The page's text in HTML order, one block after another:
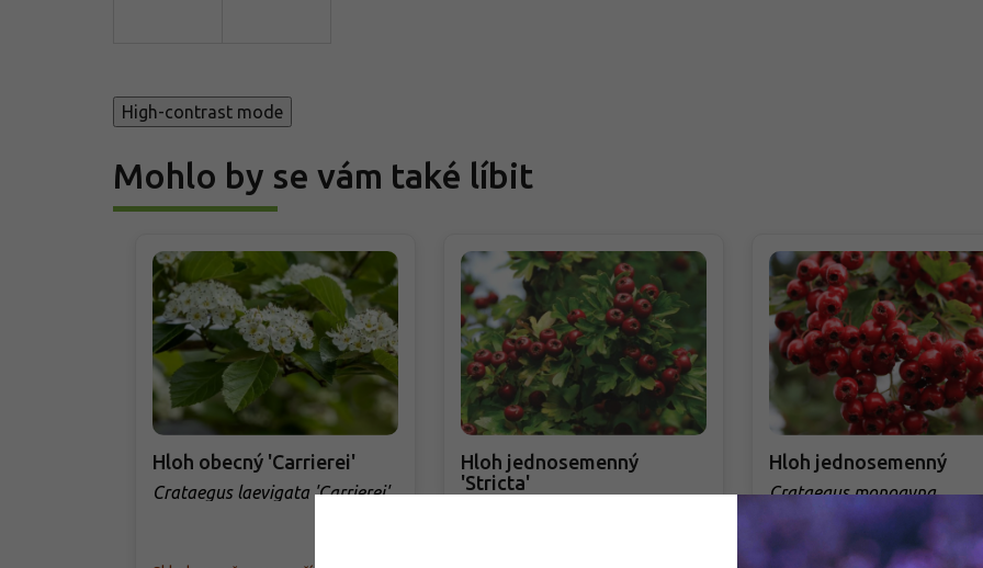
High-contrast mode
Mohlo by se vám také líbit
Hloh obecný 'Carrierei'
Crataegus laevigata 'Carrierei'
Hloh jednosemenný
'Stricta'
Hloh jednosemenný
Crataegus monogyna